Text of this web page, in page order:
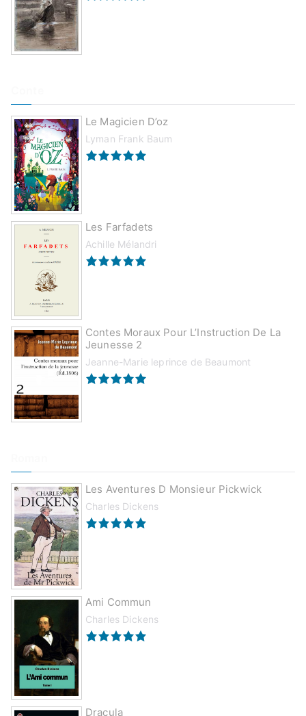
Le Magicien D’oz
Lyman Frank Baum
Les Farfadets
Achille Mélandri
Contes Moraux Pour L’Instruction De La
Jeunesse 2
Jeanne-Marie leprince de Beaumont
Les Aventures D Monsieur Pickwick
Charles Dickens
Ami Commun
Charles Dickens
Dracula